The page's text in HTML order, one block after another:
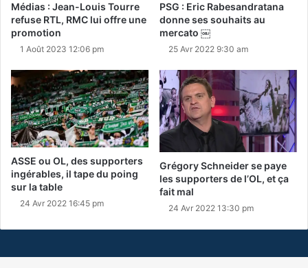
Médias : Jean-Louis Tourre
refuse RTL, RMC lui offre une
promotion
1 Août 2023 12:06 pm
PSG : Eric Rabesandratana
donne ses souhaits au
mercato ￼
25 Avr 2022 9:30 am
ASSE ou OL, des supporters
ingérables, il tape du poing
sur la table
24 Avr 2022 16:45 pm
Grégory Schneider se paye
les supporters de l’OL, et ça
fait mal
24 Avr 2022 13:30 pm